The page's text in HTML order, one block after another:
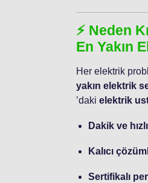
⚡ Neden
En Yakın
Her elektrik
yakın elektrik
’daki elektrik
Dakik ve
Kalıcı
Sertifikalı